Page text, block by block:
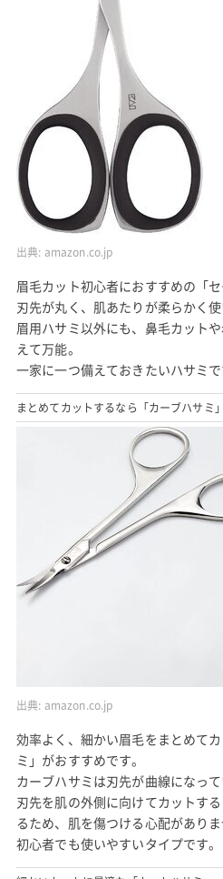
出典: amazon.co.jp
眉毛カット初心者におすすめの「セ
刃先が丸く、肌あたりが柔らかく使
眉用ハサミ以外にも、鼻毛カット
えて万能。
一家に一つ備えておきたいハサミで
まとめてカットするなら「カーブハサミ」
出典: amazon.co.jp
効率よく、細かい眉毛をまとめて
ミ」がおすすめです。
カーブハサミは刃先が曲線になって
刃先を肌の外側に向けてカットす
るため、肌を傷つける心配がありま
初心者でも使いやすいタイプです。